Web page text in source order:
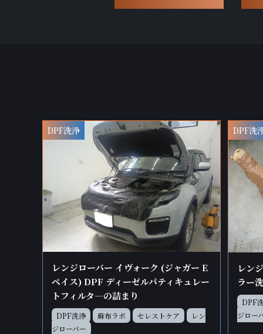
DPF洗浄
レンジローバー イヴォーク (ジャガー E
ペイス) DPF ディーゼルパティキュレー
トフィルタ―の詰まり
DPF洗浄 麻布ラボ セレストケア
レン
ジローバー
DPF洗
レン
ラー
DPF
ジロー